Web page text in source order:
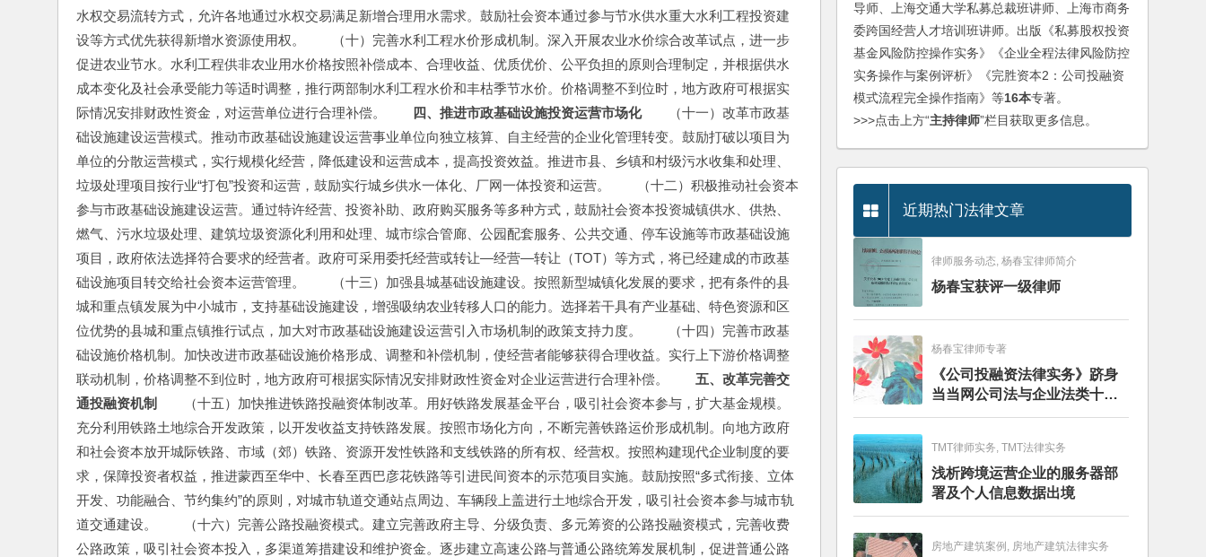
水权交易流转方式，允许各地通过水权交易满足新增合理用水需求。鼓励社会资本通过参与节水供水重大水利工程投资建
设等方式优先获得新增水资源使用权。　　（十）完善水利工程水价形成机制。深入开展农业水价综合改革试点，进一步
促进农业节水。水利工程供非农业用水价格按照补偿成本、合理收益、优质优价、公平负担的原则合理制定，并根据供水
成本变化及社会承受能力等适时调整，推行两部制水利工程水价和丰枯季节水价。价格调整不到位时，地方政府可根据实
际情况安排财政性资金，对运营单位进行合理补偿。
四、推进市政基础设施投资运营市场化 （十一）改革市政基
础设施建设运营模式。推动市政基础设施建设运营事业单位向独立核算、自主经营的企业化管理转变。鼓励打破以项目为
单位的分散运营模式，实行规模化经营，降低建设和运营成本，提高投资效益。推进市县、乡镇和村级污水收集和处理、
垃圾处理项目按行业“打包”投资和运营，鼓励实行城乡供水一体化、厂网一体投资和运营。　　（十二）积极推动社会资本
参与市政基础设施建设运营。通过特许经营、投资补助、政府购买服务等多种方式，鼓励社会资本投资城镇供水、供热、
燃气、污水垃圾处理、建筑垃圾资源化利用和处理、城市综合管廊、公园配套服务、公共交通、停车设施等市政基础设施
项目，政府依法选择符合要求的经营者。政府可采用委托经营或转让—经营—转让（TOT）等方式，将已经建成的市政基
础设施项目转交给社会资本运营管理。　　（十三）加强县城基础设施建设。按照新型城镇化发展的要求，把有条件的县
城和重点镇发展为中小城市，支持基础设施建设，增强吸纳农业转移人口的能力。选择若干具有产业基础、特色资源和区
位优势的县城和重点镇推行试点，加大对市政基础设施建设运营引入市场机制的政策支持力度。　　（十四）完善市政基
础设施价格机制。加快改进市政基础设施价格形成、调整和补偿机制，使经营者能够获得合理收益。实行上下游价格调整
联动机制，价格调整不到位时，地方政府可根据实际情况安排财政性资金对企业运营进行合理补偿。 五、改革完善交
通投融资机制
（十五）加快推进铁路投融资体制改革。用好铁路发展基金平台，吸引社会资本参与，扩大基金规模。
充分利用铁路土地综合开发政策，以开发收益支持铁路发展。按照市场化方向，不断完善铁路运价形成机制。向地方政府
和社会资本放开城际铁路、市域（郊）铁路、资源开发性铁路和支线铁路的所有权、经营权。按照构建现代企业制度的要
求，保障投资者权益，推进蒙西至华中、长春至西巴彦花铁路等引进民间资本的示范项目实施。鼓励按照“多式衔接、立体
开发、功能融合、节约集约”的原则，对城市轨道交通站点周边、车辆段上盖进行土地综合开发，吸引社会资本参与城市轨
道交通建设。　　（十六）完善公路投融资模式。建立完善政府主导、分级负责、多元筹资的公路投融资模式，完善收费
公路政策，吸引社会资本投入，多渠道筹措建设和维护资金。逐步建立高速公路与普通公路统筹发展机制，促进普通公路
导师、上海交通大学私募总裁班讲师、上海市商务
委跨国经营人才培训班讲师。出版《私募股权投资
基金风险防控操作实务》《企业全程法律风险防控
实务操作与案例评析》《完胜资本2：公司投融资
模式流程完全操作指南》等16本专著。
>>>点击上方“主持律师”栏目获取更多信息。
近期热门法律文章
律师服务动态, 杨春宝律师简介
杨春宝获评一级律师
杨春宝律师专著
《公司投融资法律实务》跻身
当当网公司法与企业法类十大
畅销图书榜
TMT律师实务, TMT法律实务
浅析跨境运营企业的服务器部
署及个人信息数据出境
房地产建筑案例, 房地产建筑法律实务